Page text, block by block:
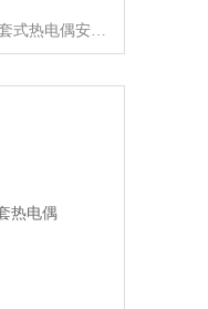
WRN-014TWRN-015T热套式热电偶安装示意图